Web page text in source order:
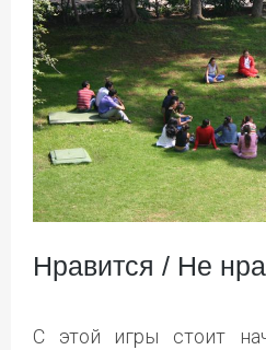
Нравится / Не
С этой игры стоит